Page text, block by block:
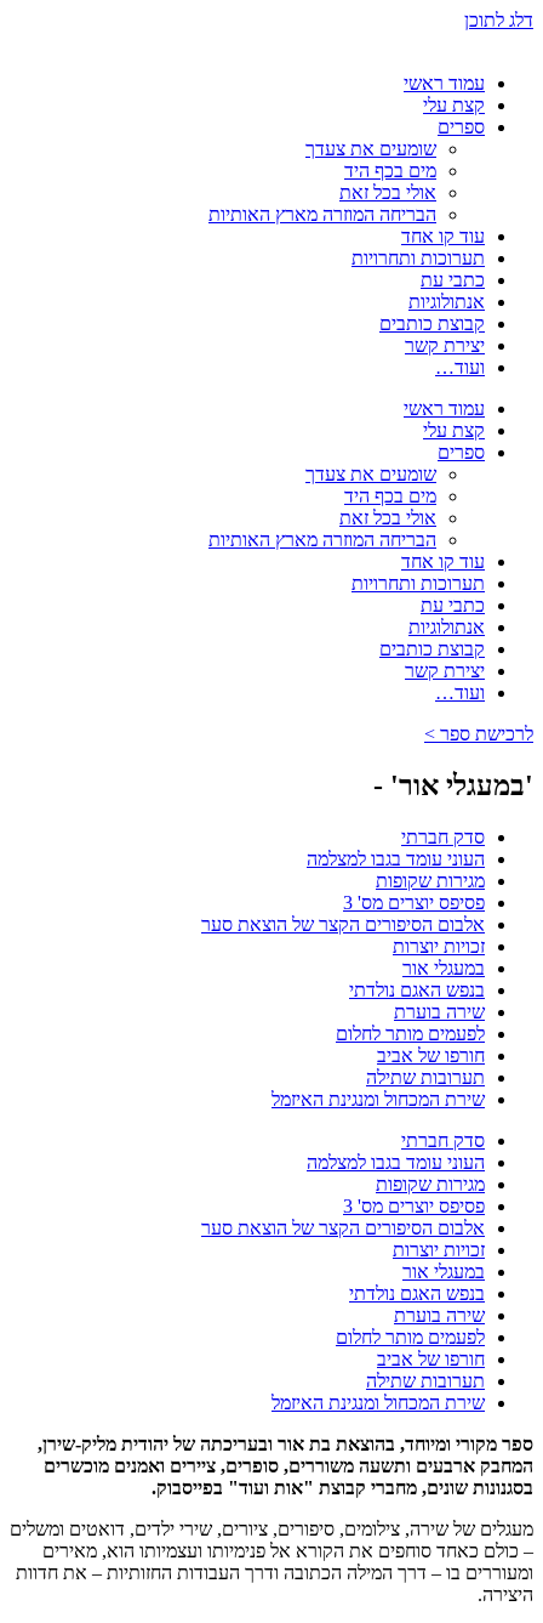
דלג לתוכן
עמוד ראשי
קצת עלי
ספרים
שומעים את צעדך
מים בכף היד
אולי בכל זאת
הבריחה המוזרה מארץ האותיות
עוד קו אחד
תערוכות ותחרויות
כתבי עת
אנתולוגיות
קבוצת כותבים
יצירת קשר
ועוד…
עמוד ראשי
קצת עלי
ספרים
שומעים את צעדך
מים בכף היד
אולי בכל זאת
הבריחה המוזרה מארץ האותיות
עוד קו אחד
תערוכות ותחרויות
כתבי עת
אנתולוגיות
קבוצת כותבים
יצירת קשר
ועוד…
לרכישת ספר >
'במעגלי אור' -
סדק חברתי
העוני עומד בגבו למצלמה
מגירות שקופות
פסיפס יוצרים מס' 3
אלבום הסיפורים הקצר של הוצאת סער
זכויות יוצרות
במעגלי אור
בנפש האגם נולדתי
שירה בוערת
לפעמים מותר לחלום
חורפו של אביב
תערובות שתילה
שירת המכחול ומנגינת האיזמל
סדק חברתי
העוני עומד בגבו למצלמה
מגירות שקופות
פסיפס יוצרים מס' 3
אלבום הסיפורים הקצר של הוצאת סער
זכויות יוצרות
במעגלי אור
בנפש האגם נולדתי
שירה בוערת
לפעמים מותר לחלום
חורפו של אביב
תערובות שתילה
שירת המכחול ומנגינת האיזמל
ספר מקורי ומיוחד, בהוצאת בת אור ובעריכתה של יהודית מליק-שירן,
המחבק ארבעים ותשעה משוררים, סופרים, ציירים ואמנים מוכשרים
בסגנונות שונים, מחברי קבוצת "אות ועוד" בפייסבוק.
מעגלים של שירה, צילומים, סיפורים, ציורים, שירי ילדים, דואטים ומשלים
– כולם כאחד סוחפים את הקורא אל פנימיותו ועצמיותו הוא, מאירים
ומעוררים בו – דרך המילה הכתובה ודרך העבודות החזותיות – את חדוות
היצירה.